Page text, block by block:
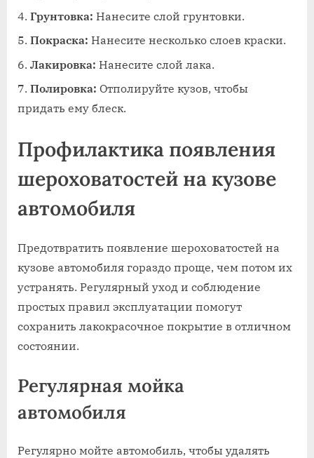
Грунтовка: Нанесите слой грунтовки.
Покраска: Нанесите несколько слоев краски.
Лакировка: Нанесите слой лака.
Полировка: Отполируйте кузов‚ чтобы
придать ему блеск.
Профилактика появления
шероховатостей на кузове
автомобиля
Предотвратить появление шероховатостей на
кузове автомобиля гораздо проще‚ чем потом их
устранять. Регулярный уход и соблюдение
простых правил эксплуатации помогут
сохранить лакокрасочное покрытие в отличном
состоянии.
Регулярная мойка
автомобиля
Регулярно мойте автомобиль‚ чтобы удалять